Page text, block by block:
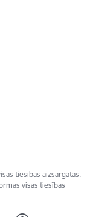
tiesības aizsargātas.
visas tiesības